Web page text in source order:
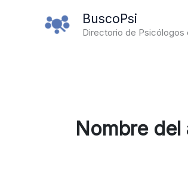
BuscoPsi
Directorio de Psicólogos
Nombre del